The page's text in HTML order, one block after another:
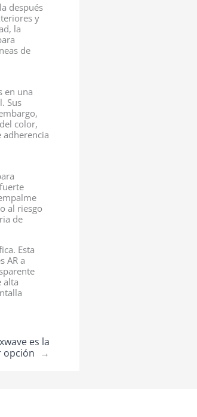
después
y
la
de
en una
Sus
color,
al riesgo
de
Esta
AR a
alta
es la
opción →